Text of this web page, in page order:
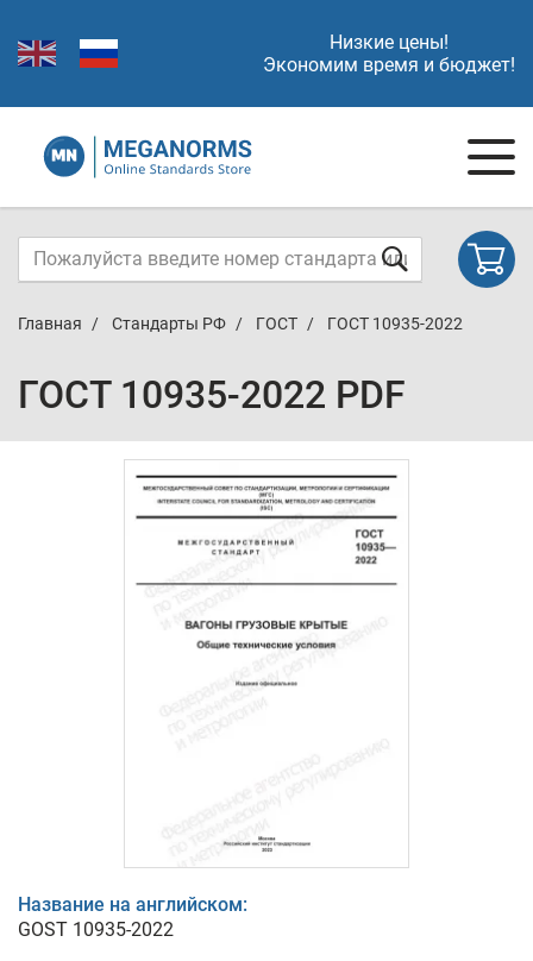
Низкие цены!
Экономим время и бюджет!
Главная Стандарты РФ ГОСТ ГОСТ 10935-2022
ГОСТ 10935-2022 PDF
Название на английском:
GOST 10935-2022